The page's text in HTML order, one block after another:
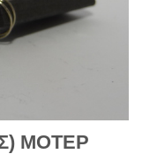
ΜΟΤΕΡ